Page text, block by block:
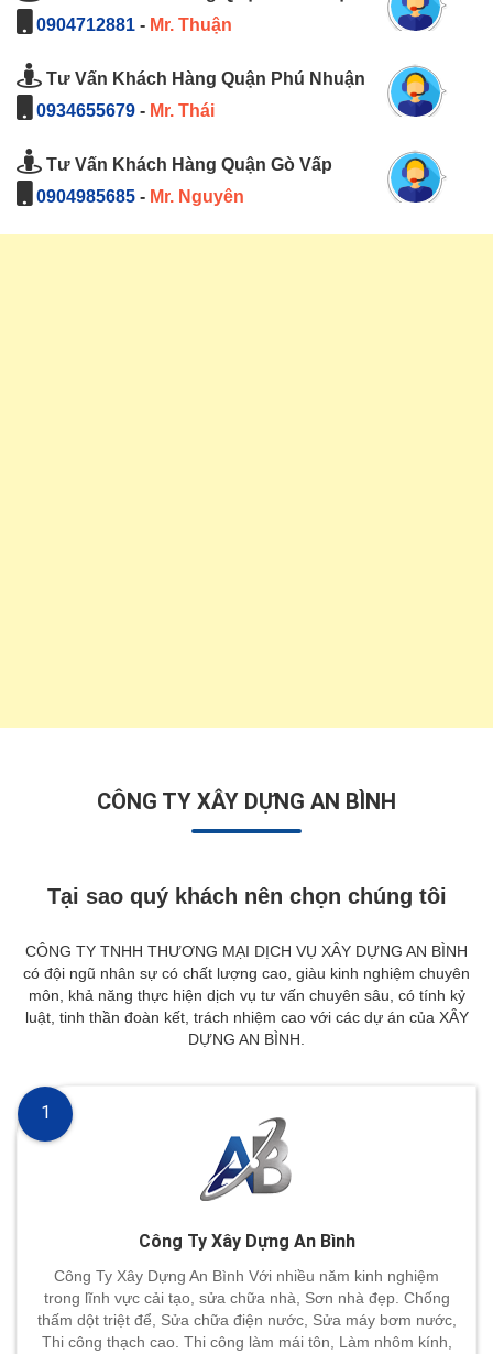
0904712881 - Mr. Thuận
Tư Vấn Khách Hàng Quận Phú Nhuận
0934655679 - Mr. Thái
Tư Vấn Khách Hàng Quận Gò Vấp
0904985685 - Mr. Nguyên
CÔNG TY XÂY DỰNG AN BÌNH
Tại sao quý khách nên chọn chúng tôi
CÔNG TY TNHH THƯƠNG MẠI DỊCH VỤ XÂY DỰNG AN BÌNH
có đội ngũ nhân sự có chất lượng cao, giàu kinh nghiệm chuyên
môn, khả năng thực hiện dịch vụ tư vấn chuyên sâu, có tính kỷ
luật, tinh thần đoàn kết, trách nhiệm cao với các dự án của XÂY
DỰNG AN BÌNH.
Công Ty Xây Dựng An Bình
Công Ty Xây Dựng An Bình Với nhiều năm kinh nghiệm
trong lĩnh vực cải tạo, sửa chữa nhà, Sơn nhà đẹp. Chống
thấm dột triệt để, Sửa chữa điện nước, Sửa máy bơm nước,
Thi công thạch cao. Thi công làm mái tôn, Làm nhôm kính,
1